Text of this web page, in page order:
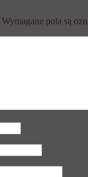
Wymagane pola są